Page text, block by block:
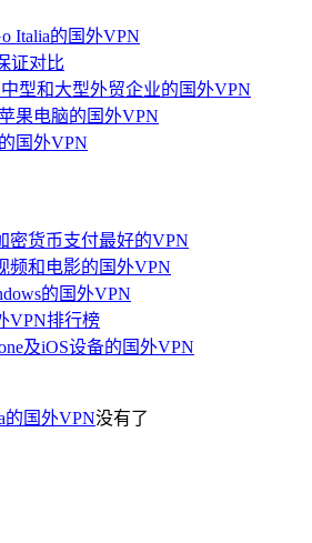
Italia的国外VPN
证对比
型和大型外贸企业的国外VPN
果电脑的国外VPN
国外VPN
密货币支付最好的VPN
频和电影的国外VPN
的国外VPN
VPN排行榜
及iOS设备的国外VPN
的国外VPN没有了